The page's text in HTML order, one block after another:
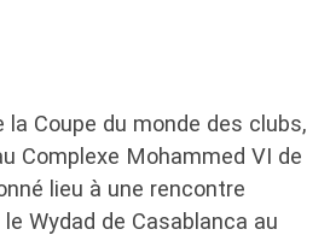
la Coupe du monde des clubs,
Complexe Mohammed VI de
lieu à une rencontre
Wydad de Casablanca au